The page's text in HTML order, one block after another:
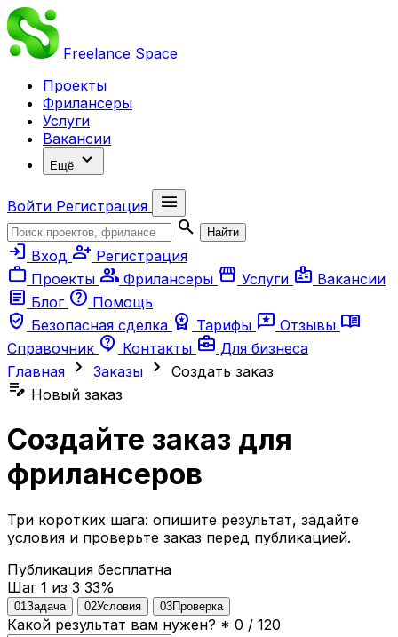
Freelance Space
Проекты
Фрилансеры
Услуги
Вакансии
Ещё expand_more
Войти Регистрация
menu
search
Найти
login Вход person_add Регистрация
work Проекты group Фрилансеры storefront Услуги badge Вакансии
article Блог help Помощь
verified_user Безопасная сделка workspace_premium Тарифы reviews Отзывы menu_book
Справочник contact_support Контакты business_center Для бизнеса
Главная chevron_right Заказы chevron_right Создать заказ
edit_note Новый заказ
Создайте заказ для
фрилансеров
Три коротких шага: опишите результат, задайте
условия и проверьте заказ перед публикацией.
Публикация бесплатна
Шаг 1 из 3 33%
01 Задача 02Условия 03Проверка
Какой результат вам нужен? * 0 / 120